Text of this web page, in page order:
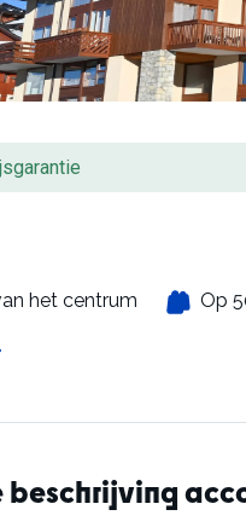
het centrum Op
beschrijving